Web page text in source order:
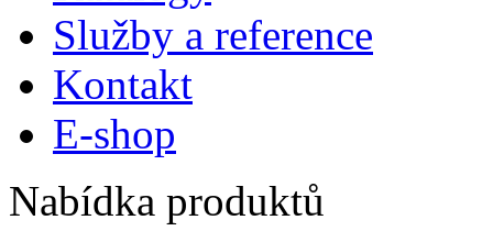
Služby a reference
Kontakt
E-shop
Nabídka produktů